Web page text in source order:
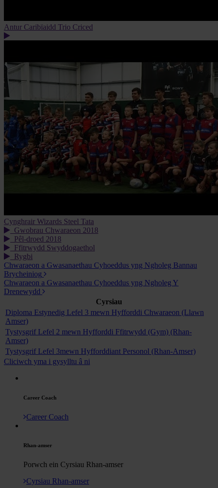
Antur Caribïaidd Trio Criced
Cynghrair Wizards Steel Tata
Gwobrau Chwaraeon 2018
Pêl-droed 2018
Ffitrwydd Swyddogaethol
Rygbi
Chwaraeon a Gwasanaethau Cyhoeddus yng Ngholeg Bannau
Brycheiniog
Chwaraeon a Gwasanaethau Cyhoeddus yng Ngholeg Y
Drenewydd
Cyrsiau
Diploma Estynedig Lefel 3 mewn Hyfforddi Chwaraeon (Llawn
Amser)
Tystysgrif Lefel 2 mewn Hyfforddi Ffitrwydd (Gym) (Rhan-
Amser)
Tystysgrif Lefel 3mewn Hyfforddiant Personol (Rhan-Amser)
Cliciwch yma i gysylltu â ni
Career Coach
Career Coach
Rhan-amser
Porwch ein Cyrsiau Rhan-amser
Cyrsiau Rhan-amser